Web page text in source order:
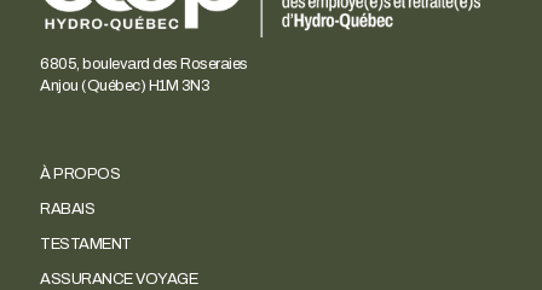
6805, boulevard des Roseraies
Anjou (Québec) H1M 3N3
À PROPOS
RABAIS
TESTAMENT
ASSURANCE VOYAGE